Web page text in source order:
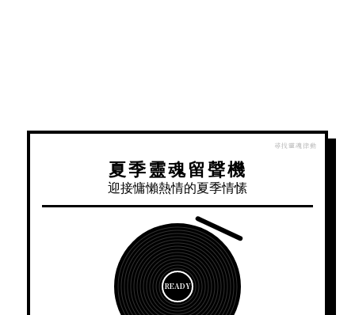
夏季靈魂留聲機
迎接慵懶熱情的夏季情愫
READY